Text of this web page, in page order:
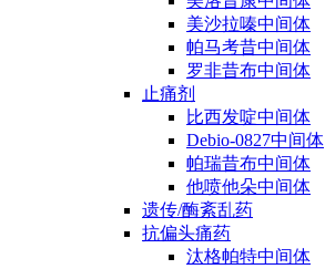
美沙拉嗪中间体
帕马考昔中间体
罗非昔布中间体
止痛剂
比西发啶中间体
Debio-0827中间体
帕瑞昔布中间体
他喷他朵中间体
遗传/酶紊乱药
抗偏头痛药
汰格帕特中间体